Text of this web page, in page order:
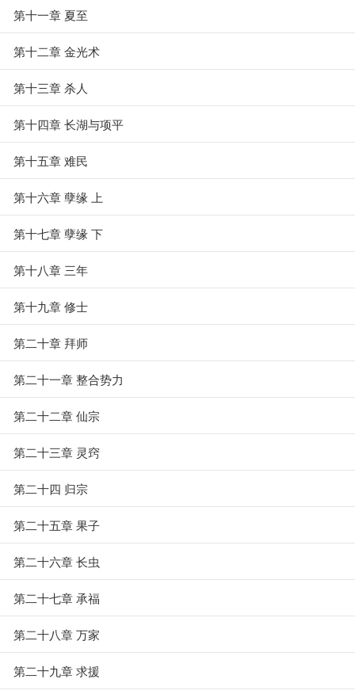
第十一章 夏至
第十二章 金光术
第十三章 杀人
第十四章 长湖与项平
第十五章 难民
第十六章 孽缘 上
第十七章 孽缘 下
第十八章 三年
第十九章 修士
第二十章 拜师
第二十一章 整合势力
第二十二章 仙宗
第二十三章 灵窍
第二十四 归宗
第二十五章 果子
第二十六章 长虫
第二十七章 承福
第二十八章 万家
第二十九章 求援